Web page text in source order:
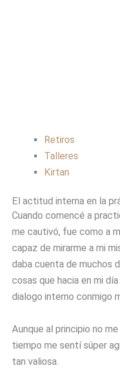
Retiros
Talleres
Kirtan
El actitud interna en la
Cuando comencé a
me cautivó, fue como a
capaz de mirarme a mi
daba cuenta de muchos
cosas que hacia en mi
dialogo interno conmigo
Aunque al principio no
tiempo me sentí súper
tan valiosa.